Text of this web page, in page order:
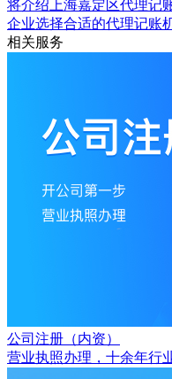
将介绍上海嘉定区代理记
企业选择合适的代理记账
相关服务
公司注册（内资）
营业执照办理，十余年行